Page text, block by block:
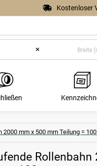
Kostenloser
×
2000 mm x 500 mm Teilung =